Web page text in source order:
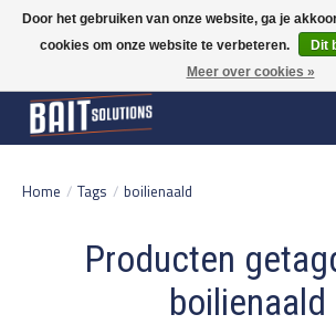
Gratis verzending vanaf 50 euro binnen NL | Op voorraad
verzonden | België vanaf 70 euro gratis verzonden
Home / Tags / boilienaald
Producten
boilienaald
Door het gebruiken van onze website, ga je
cookies om onze website te verbeteren.
Dit
Meer over cookies »